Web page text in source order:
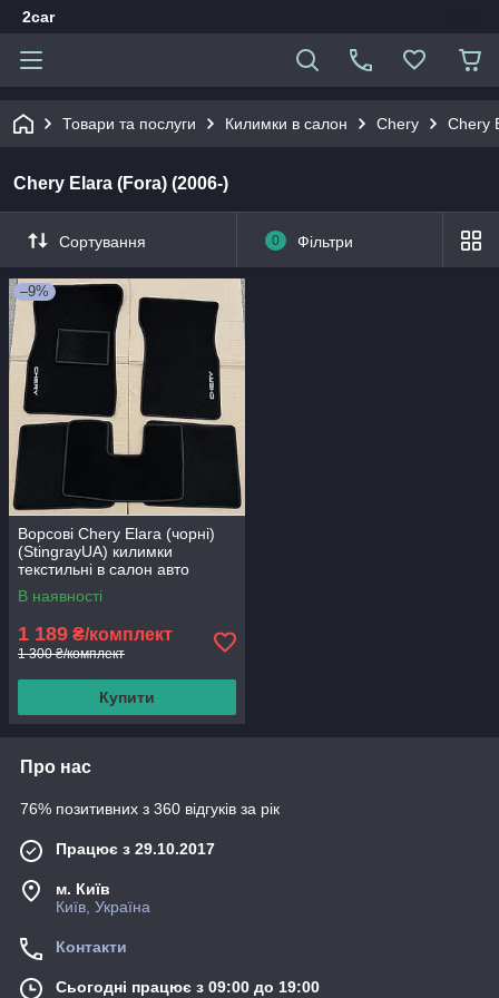
2car
Товари та послуги Килимки в салон Chery Chery
Chery Elara (Fora) (2006-)
Сортування 0 Фільтри
–9%
Ворсові Chery Elara (чорні)
(StingrayUA) килимки
текстильні в салон авто
В наявності
1 189 ₴/комплект
1 300 ₴/комплект
Купити
Про нас
76% позитивних з 360 відгуків за рік
Працює з 29.10.2017
м. Київ
Київ, Україна
Контакти
Сьогодні працює з 09:00 до 19:00